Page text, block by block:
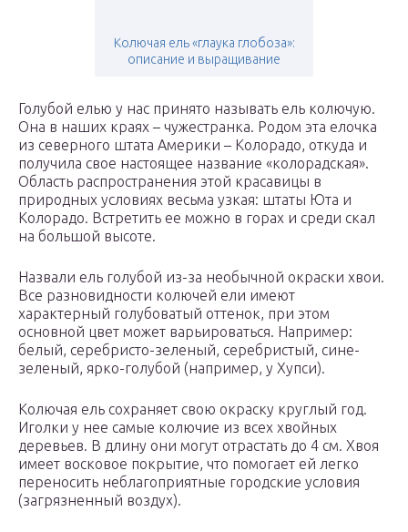
Колючая ель «глаука глобоза»:
описание и выращивание
Голубой елью у нас принято называть ель колючую.
Она в наших краях – чужестранка. Родом эта елочка
из северного штата Америки – Колорадо, откуда и
получила свое настоящее название «колорадская».
Область распространения этой красавицы в
природных условиях весьма узкая: штаты Юта и
Колорадо. Встретить ее можно в горах и среди скал
на большой высоте.
Назвали ель голубой из-за необычной окраски хвои.
Все разновидности колючей ели имеют
характерный голубоватый оттенок, при этом
основной цвет может варьироваться. Например:
белый, серебристо-зеленый, серебристый, сине-
зеленый, ярко-голубой (например, у Хупси).
Колючая ель сохраняет свою окраску круглый год.
Иголки у нее самые колючие из всех хвойных
деревьев. В длину они могут отрастать до 4 см. Хвоя
имеет восковое покрытие, что помогает ей легко
переносить неблагоприятные городские условия
(загрязненный воздух).